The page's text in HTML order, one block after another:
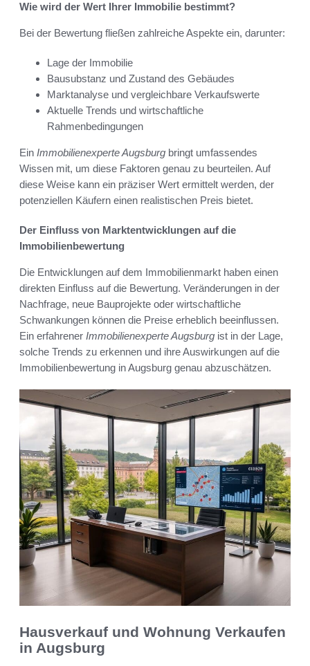
Wie wird der Wert Ihrer Immobilie bestimmt?
Bei der Bewertung fließen zahlreiche Aspekte ein, darunter:
Lage der Immobilie
Bausubstanz und Zustand des Gebäudes
Marktanalyse und vergleichbare Verkaufswerte
Aktuelle Trends und wirtschaftliche
Rahmenbedingungen
Ein Immobilienexperte Augsburg bringt umfassendes
Wissen mit, um diese Faktoren genau zu beurteilen. Auf
diese Weise kann ein präziser Wert ermittelt werden, der
potenziellen Käufern einen realistischen Preis bietet.
Der Einfluss von Marktentwicklungen auf die
Immobilienbewertung
Die Entwicklungen auf dem Immobilienmarkt haben einen
direkten Einfluss auf die Bewertung. Veränderungen in der
Nachfrage, neue Bauprojekte oder wirtschaftliche
Schwankungen können die Preise erheblich beeinflussen.
Ein erfahrener Immobilienexperte Augsburg ist in der Lage,
solche Trends zu erkennen und ihre Auswirkungen auf die
Immobilienbewertung in Augsburg genau abzuschätzen.
Hausverkauf und Wohnung Verkaufen
in Augsburg